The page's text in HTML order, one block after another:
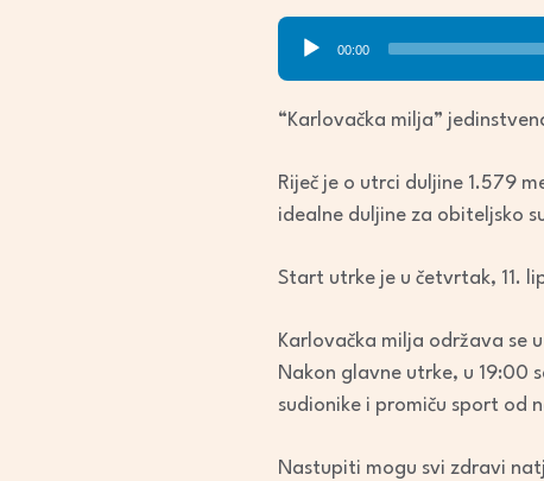
Audio
Player
00:00
“Karlovačka milja”
Riječ je o utrci duljine 1.579
idealne duljine za obiteljsko
Start utrke je u četvrtak, 11.
Karlovačka milja održava se
Nakon glavne utrke, u 19:00
sudionike i promiču sport od
Nastupiti mogu svi zdravi